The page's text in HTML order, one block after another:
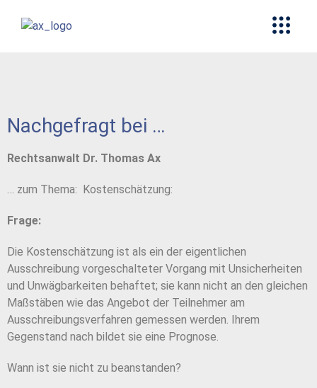
Nachgefragt bei …
Rechtsanwalt Dr. Thomas Ax
… zum Thema: Kostenschätzung:
Frage:
Die Kostenschätzung ist als ein der eigentlichen
Ausschreibung vorgeschalteter Vorgang mit Unsicherheiten
und Unwägbarkeiten behaftet; sie kann nicht an den gleichen
Maßstäben wie das Angebot der Teilnehmer am
Ausschreibungsverfahren gemessen werden. Ihrem
Gegenstand nach bildet sie eine Prognose.
Wann ist sie nicht zu beanstanden?